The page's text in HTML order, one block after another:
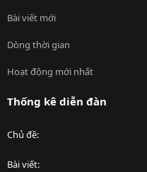
Bài viết mới
Dòng thời gian
Hoạt động mới nhất
Thống kê diễn đàn
Chủ đề
Bài viết